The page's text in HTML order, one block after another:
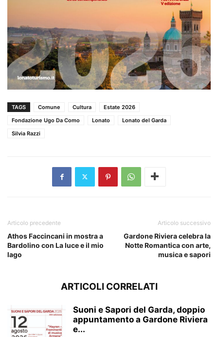
TAGS Comune Cultura
Estate 2026
Fondazione Ugo Da Como
Lonato
Lonato del Garda
Silvia Razzi
Articolo precedente
Athos Faccincani in mostra a
Bardolino con La luce e il mio
lago
Articolo successivo
Gardone Riviera celebra la
Notte Romantica con arte,
musica e sapori
ARTICOLI CORRELATI
Suoni e Sapori del Garda, doppio
appuntamento a Gardone Riviera
e...